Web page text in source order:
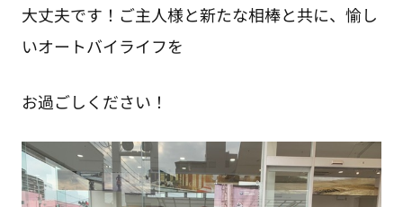
大丈夫です！ご主人様と新たな相棒と共に、愉し
いオートバイライフを
お過ごしください！